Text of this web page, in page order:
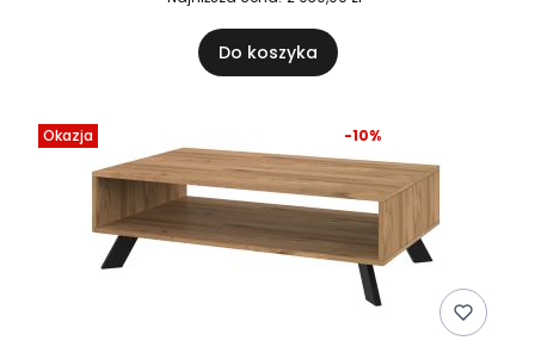
Do koszyka
Okazja -10%